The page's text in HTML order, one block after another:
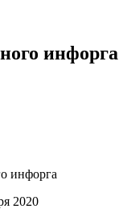
инфорга
инфорга
2020